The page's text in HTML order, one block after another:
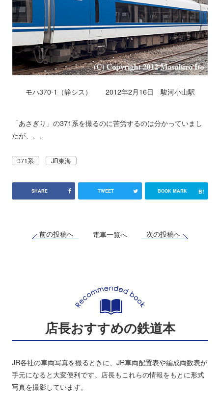
モハ370-1（静シス） 2012年2月16日 駿河小山駅
「あさぎり」の371系を撮るのに苦労するのは分かっていまし
たが、、、
371系 JR東海
SHARE TWEET BOOK MARK B!
前の投稿へ 電車一覧へ 次の投稿へ
店長おすすめの鉄道本
JR各社の車両写真を撮るときに、JR車両配置表や編成両数表が
手元になると大変便利です。店長もこれらの情報をもとに形式
写真を撮影しています。